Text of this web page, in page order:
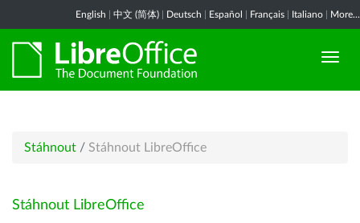
English 中文 (简体) Deutsch Español Français Italiano More...
Stáhnout / Stáhnout LibreOffice
Stáhnout LibreOffice